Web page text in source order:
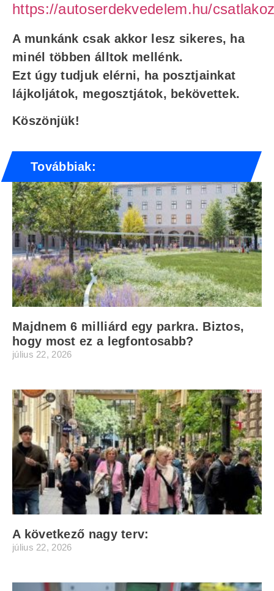
https://autoserdekvedelem.hu/
A munkánk csak akkor lesz sikeres, ha
minél többen álltok mellénk.
Ezt úgy tudjuk elérni, ha posztjainkat
lájkoljátok, megosztjátok, bekövettek.
Köszönjük!
Továbbiak:
Majdnem 6 milliárd egy parkra. Biztos,
hogy most ez a legfontosabb?
július 22, 2026
A következő nagy terv:
július 22, 2026